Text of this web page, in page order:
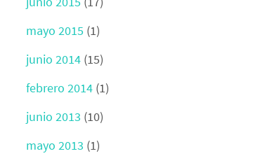
mayo 2015 (1)
junio 2014 (15)
febrero 2014 (1)
junio 2013 (10)
mayo 2013 (1)